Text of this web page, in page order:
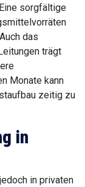
sorgfältige
das
trägt
Monate kann
zeitig zu
in
in privaten